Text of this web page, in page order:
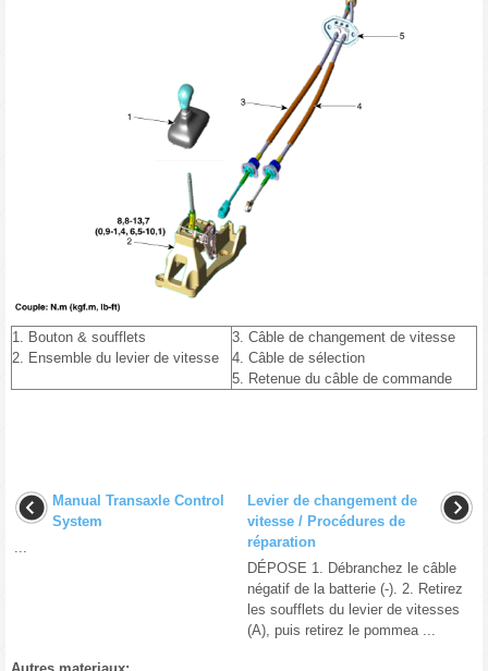
1. Bouton & soufflets
2. Ensemble du levier de vitesse
3. Câble de changement de vitesse
4. Câble de sélection
5. Retenue du câble de commande
Manual Transaxle Control
System
...
Levier de changement de
vitesse / Procédures de
réparation
DÉPOSE 1. Débranchez le câble
négatif de la batterie (-). 2. Retirez
les soufflets du levier de vitesses
(A), puis retirez le pommea ...